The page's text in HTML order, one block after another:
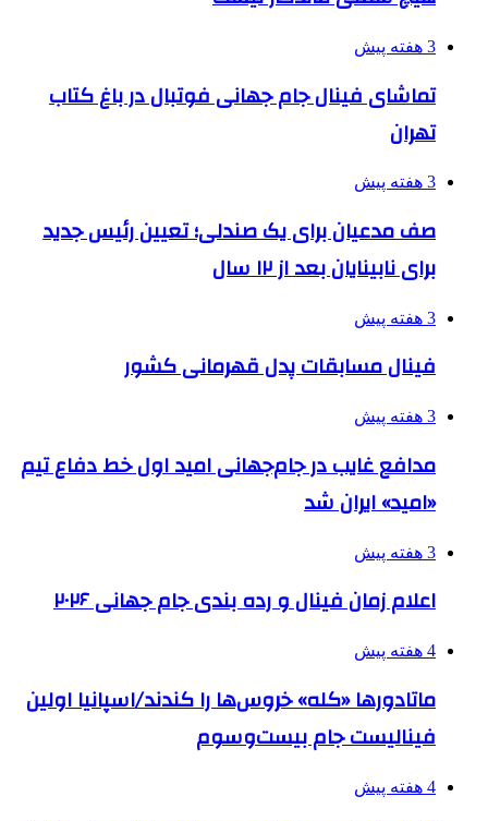
3 هفته پیش
تماشای فینال جام جهانی فوتبال در باغ کتاب
تهران
3 هفته پیش
صف مدعیان برای یک صندلی؛ تعیین رئیس جدید
برای نابینایان بعد از ۱۲ سال
3 هفته پیش
فینال مسابقات پدل قهرمانی کشور
3 هفته پیش
مدافع غایب در جام‌جهانی امید اول خط دفاع تیم
«امید» ایران شد
3 هفته پیش
اعلام زمان فینال و رده بندی جام جهانی ۲۰۲۶
4 هفته پیش
ماتادورها «کله» خروس‌ها را کندند/اسپانیا اولین
فینالیست جام بیست‌وسوم
4 هفته پیش